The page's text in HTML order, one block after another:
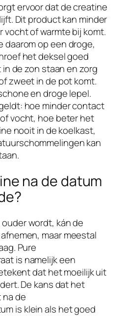
ervoor dat de creatine
Dit product kan minder
vocht of warmte bij komt.
daarom op een droge,
het deksel goed
de zon staan en zorg
zweet in de pot komt.
en droge lepel.
hoe minder contact
vocht, hoe beter het
nooit in de koelkast,
kan
na de datum
wordt, kán de
maar meestal
Pure
is namelijk een
dat het moeilijk uit
De kans dat het
na de
is klein als het goed